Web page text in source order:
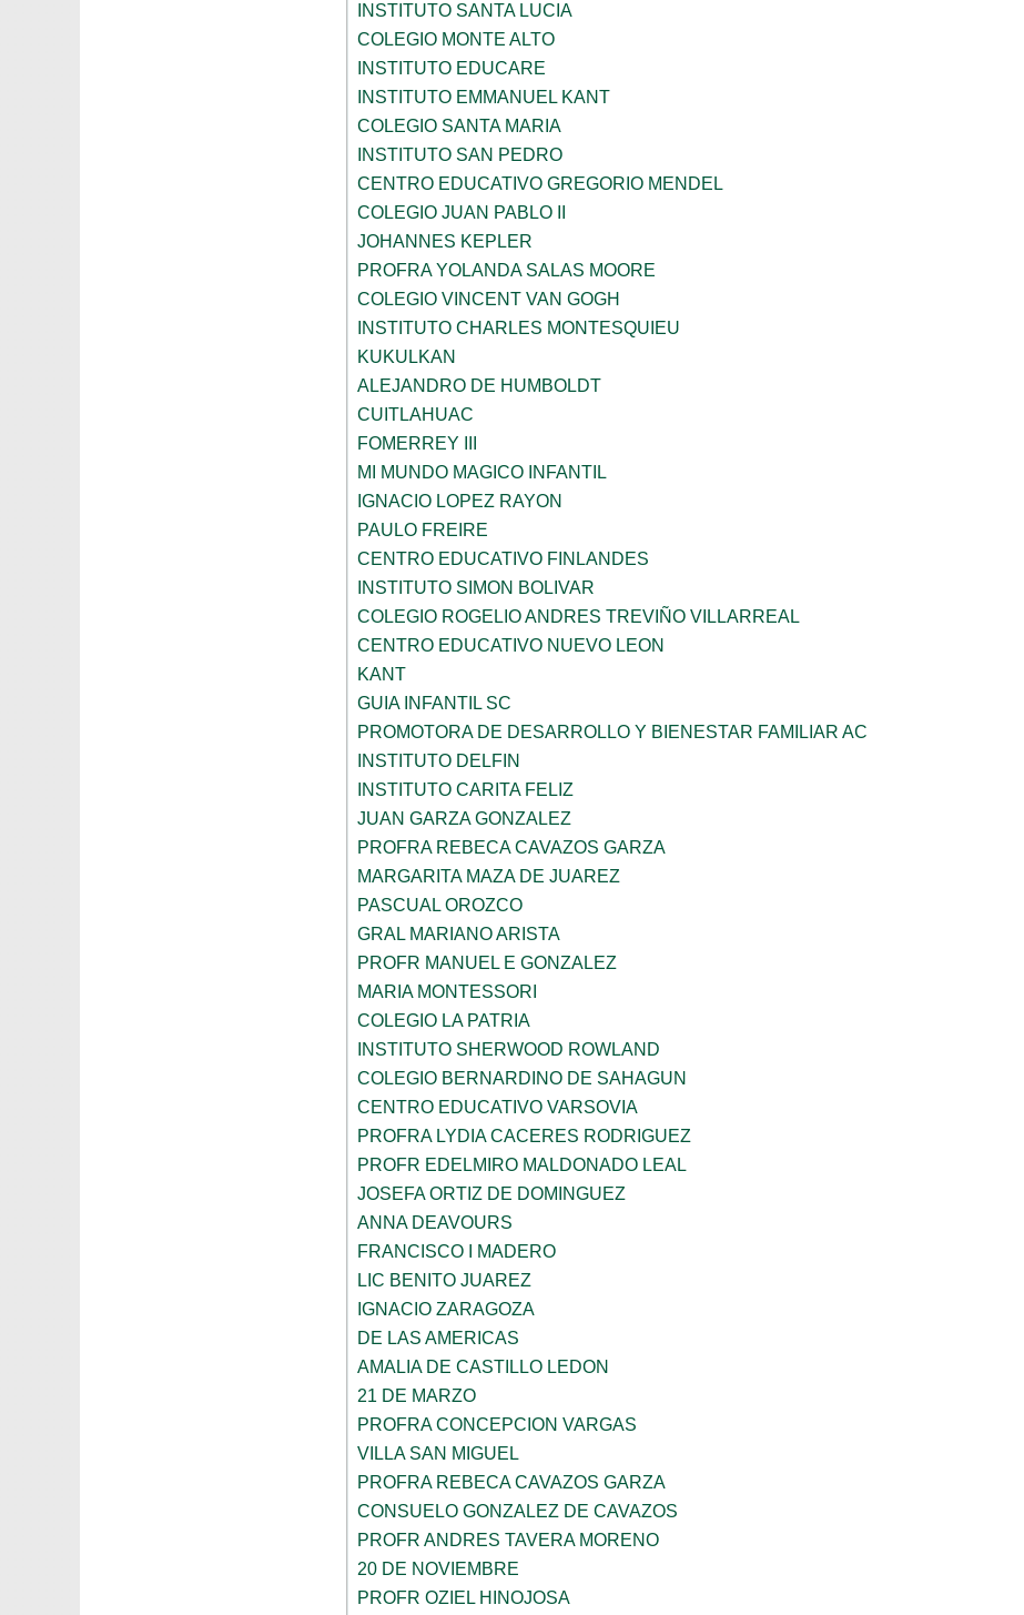
INSTITUTO SANTA LUCIA
COLEGIO MONTE ALTO
INSTITUTO EDUCARE
INSTITUTO EMMANUEL KANT
COLEGIO SANTA MARIA
INSTITUTO SAN PEDRO
CENTRO EDUCATIVO GREGORIO MENDEL
COLEGIO JUAN PABLO II
JOHANNES KEPLER
PROFRA YOLANDA SALAS MOORE
COLEGIO VINCENT VAN GOGH
INSTITUTO CHARLES MONTESQUIEU
KUKULKAN
ALEJANDRO DE HUMBOLDT
CUITLAHUAC
FOMERREY III
MI MUNDO MAGICO INFANTIL
IGNACIO LOPEZ RAYON
PAULO FREIRE
CENTRO EDUCATIVO FINLANDES
INSTITUTO SIMON BOLIVAR
COLEGIO ROGELIO ANDRES TREVIÑO VILLARREAL
CENTRO EDUCATIVO NUEVO LEON
KANT
GUIA INFANTIL SC
PROMOTORA DE DESARROLLO Y BIENESTAR FAMILIAR AC
INSTITUTO DELFIN
INSTITUTO CARITA FELIZ
JUAN GARZA GONZALEZ
PROFRA REBECA CAVAZOS GARZA
MARGARITA MAZA DE JUAREZ
PASCUAL OROZCO
GRAL MARIANO ARISTA
PROFR MANUEL E GONZALEZ
MARIA MONTESSORI
COLEGIO LA PATRIA
INSTITUTO SHERWOOD ROWLAND
COLEGIO BERNARDINO DE SAHAGUN
CENTRO EDUCATIVO VARSOVIA
PROFRA LYDIA CACERES RODRIGUEZ
PROFR EDELMIRO MALDONADO LEAL
JOSEFA ORTIZ DE DOMINGUEZ
ANNA DEAVOURS
FRANCISCO I MADERO
LIC BENITO JUAREZ
IGNACIO ZARAGOZA
DE LAS AMERICAS
AMALIA DE CASTILLO LEDON
21 DE MARZO
PROFRA CONCEPCION VARGAS
VILLA SAN MIGUEL
PROFRA REBECA CAVAZOS GARZA
CONSUELO GONZALEZ DE CAVAZOS
PROFR ANDRES TAVERA MORENO
20 DE NOVIEMBRE
PROFR OZIEL HINOJOSA